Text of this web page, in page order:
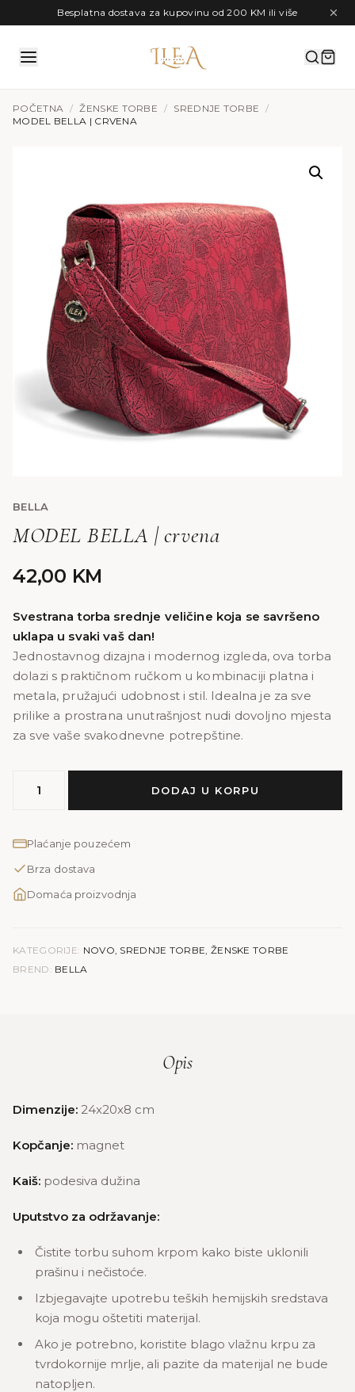
Preskoči na sadržajBesplatna dostava za kupovinu od 200 KM ili više
POČETNA / ŽENSKE TORBE / SREDNJE TORBE
/
MODEL BELLA | CRVENA
BELLA
MODEL BELLA | crvena
42,00 KM
Svestrana torba srednje veličine koja se savršeno
uklapa u svaki vaš dan!
Jednostavnog dizajna i modernog izgleda, ova torba
dolazi s praktičnom ručkom u kombinaciji platna i
metala, pružajući udobnost i stil. Idealna je za sve
prilike a prostrana unutrašnjost nudi dovoljno mjesta
za sve vaše svakodnevne potrepštine.
BELLA
crvena
DODAJ U KORPU
Plaćanje pouzećem
Brza dostava
Domaća proizvodnja
KATEGORIJE: NOVO, SREDNJE TORBE, ŽENSKE TORBE
BREND: BELLA
Opis
Dimenzije: 24x20x8 cm
Kopčanje: magnet
Kaiš: podesiva dužina
Uputstvo za održavanje:
Čistite torbu suhom krpom kako biste uklonili
prašinu i nečistoće.
Izbjegavajte upotrebu teških hemijskih sredstava
koja mogu oštetiti materijal.
Ako je potrebno, koristite blago vlažnu krpu za
tvrdokornije mrlje, ali pazite da materijal ne bude
natopljen.